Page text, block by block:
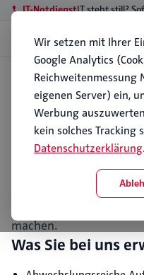
IT-NotdienstIT steht still?
Karriere bei
IT mit Sinn: Bei PC112
Unternehmen sicher
seit 1996, vor Ort in
auch überregional. Wir
machen.
Was Sie bei uns
Wir setzen mit Ihrer
Google Analytics
Reichweitenmessung
eigenen Server) ein,
Werbung
kein solches Tracking
Datenschutzerklärung.